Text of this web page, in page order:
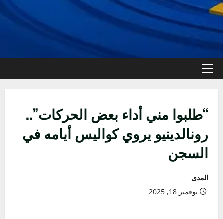
القائمة
“طلبوا مني أداء بعض الحركات”..
رونالدينيو يروي كواليس أيامه في
السجن
المدى
نوفمبر 18, 2025